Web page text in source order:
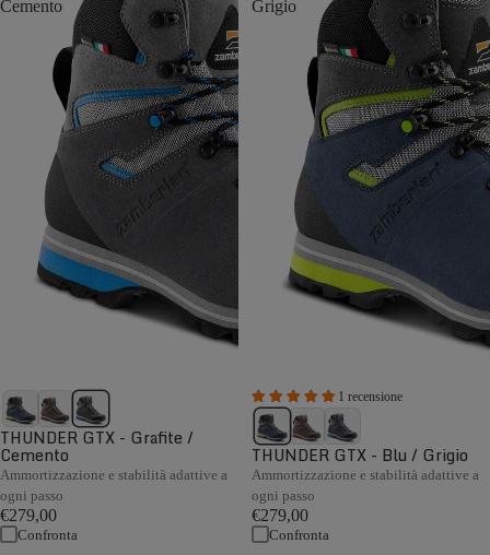
Cemento
THUNDER GTX - Grafite /
Cemento
Ammortizzazione e stabilità adattive a
ogni passo
€279,00
Confronta
Grigio
1 recensione
THUNDER GTX - Blu / Grigio
Ammortizzazione e stabilità adattive a
ogni passo
€279,00
Confronta